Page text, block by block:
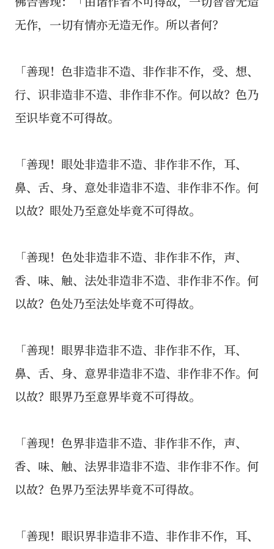
无作，一切有情亦无造无作。所以者何？
「善现！色非造非不造、非作非不作，受、想、
行、识非造非不造、非作非不作。何以故？色乃
至识毕竟不可得故。
「善现！眼处非造非不造、非作非不作，耳、
鼻、舌、身、意处非造非不造、非作非不作。何
以故？眼处乃至意处毕竟不可得故。
「善现！色处非造非不造、非作非不作，声、
香、味、触、法处非造非不造、非作非不作。何
以故？色处乃至法处毕竟不可得故。
「善现！眼界非造非不造、非作非不作，耳、
鼻、舌、身、意界非造非不造、非作非不作。何
以故？眼界乃至意界毕竟不可得故。
「善现！色界非造非不造、非作非不作，声、
香、味、触、法界非造非不造、非作非不作。何
以故？色界乃至法界毕竟不可得故。
「善现！眼识界非造非不造、非作非不作，耳、